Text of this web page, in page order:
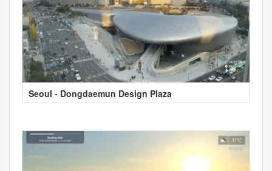
Seoul - Dongdaemun Design Plaza